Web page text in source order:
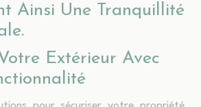
Ainsi Une Tranquillité
Extérieur Avec